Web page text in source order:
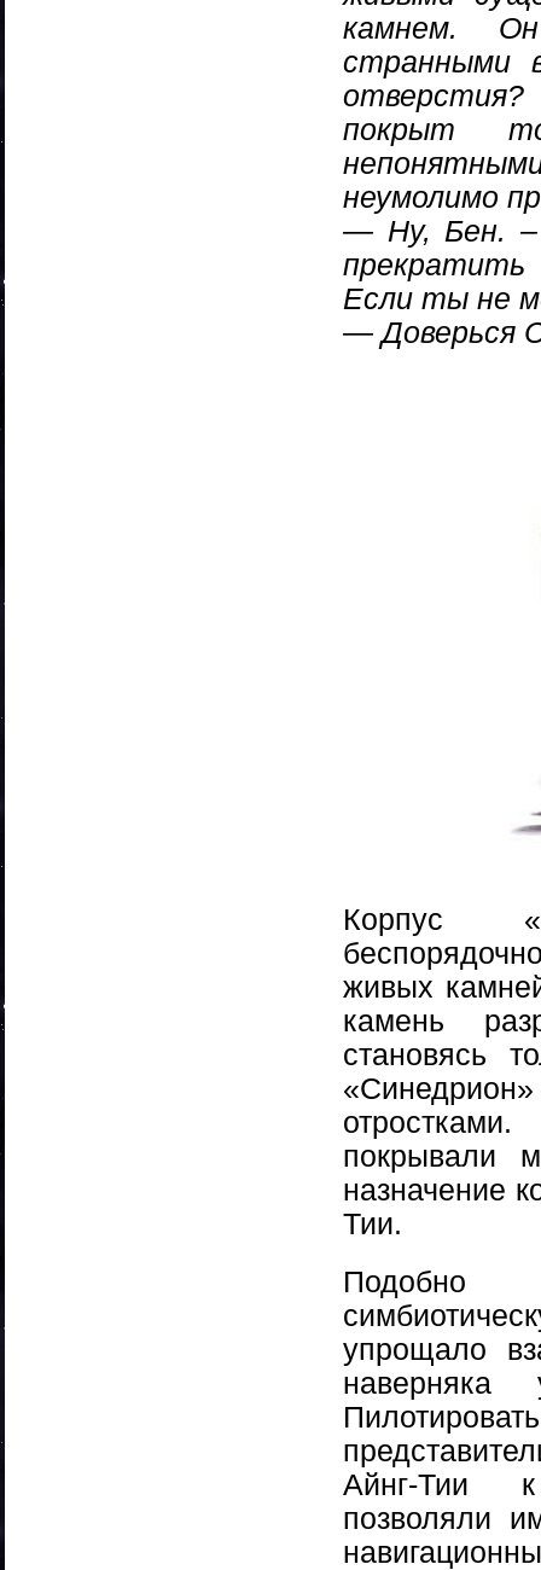
камнем.
странными
отверстия?
покрыт
неумолимо
— Ну, Бен. –
прекратить
Если ты не
— Доверься
Корпус
живых
камень
становясь
покрывали
назначение
Тии.
Подобно
упрощало
наверняка
Айнг-Тии к
позволяли